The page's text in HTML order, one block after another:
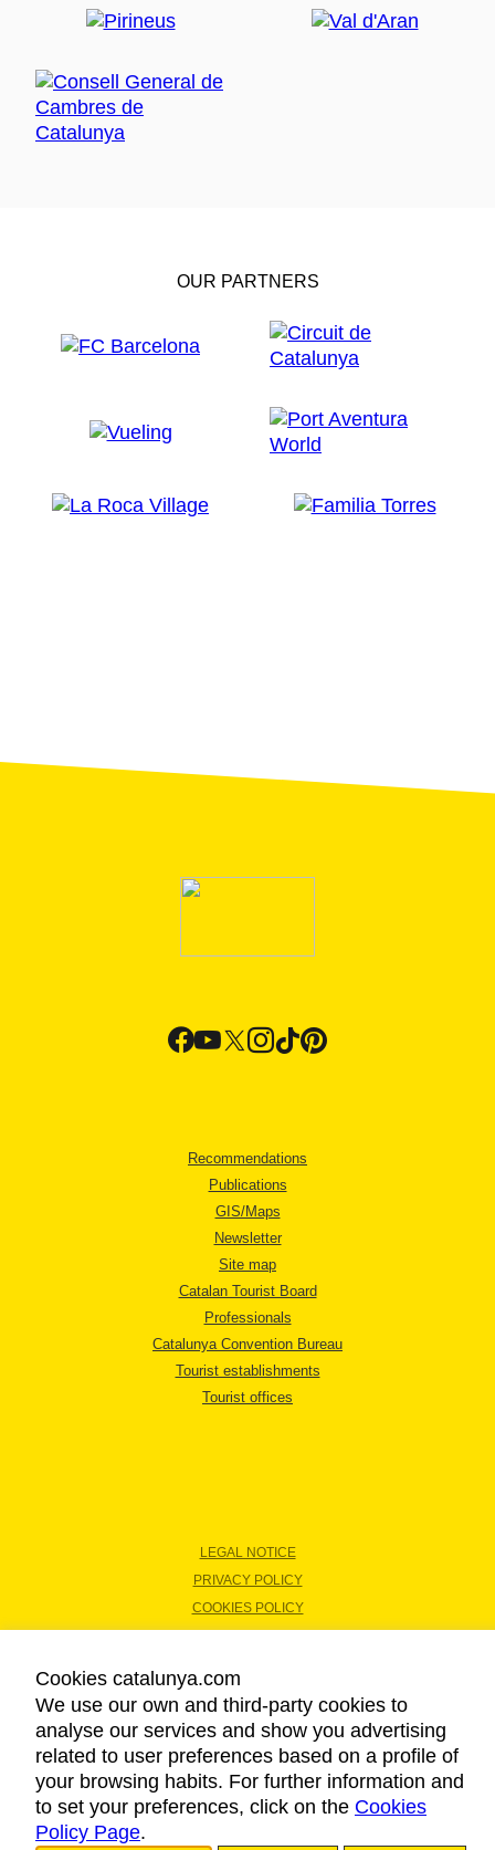
OUR PARTNERS
Recommendations
Publications
GIS/Maps
Newsletter
Site map
Catalan Tourist Board
Professionals
Catalunya Convention Bureau
Tourist establishments
Tourist offices
LEGAL NOTICE
PRIVACY POLICY
COOKIES POLICY
Copyright © 2026. Catalan Tourist Board. All rights reserved.
Cookies catalunya.com
We use our own and third-party cookies to
analyse our services and show you advertising
related to user preferences based on a profile of
your browsing habits. For further information and
to set your preferences, click on the Cookies
Policy Page.